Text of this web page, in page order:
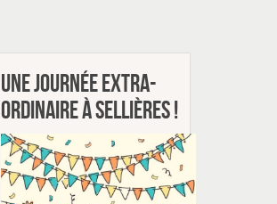
Une journée extra-
ordinaire à Sellières !